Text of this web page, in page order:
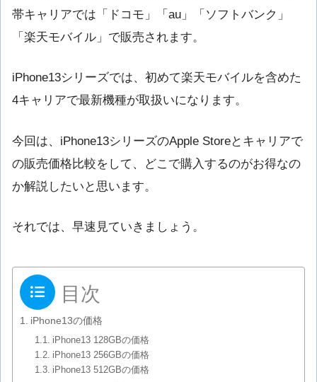
帯キャリアでは「ドコモ」「au」「ソフトバンク」
「楽天モバイル」で販売されます。
iPhone13シリーズでは、初めて楽天モバイルを含めた
4キャリアで最新機種が取扱いになります。
今回は、iPhone13シリーズのApple Storeとキャリアで
の販売価格比較をして、どこで購入するのがお得なの
か解説したいと思います。
それでは、早速見ていきましょう。
目次
iPhone13の価格
iPhone13 128GBの価格
iPhone13 256GBの価格
iPhone13 512GBの価格